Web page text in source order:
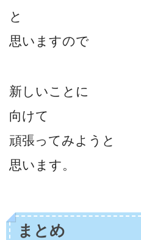
と
思いますので
新しいことに
向けて
頑張ってみようと
思います。
まとめ